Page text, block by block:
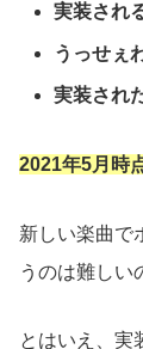
実装され
うっせぇ
実装され
2021年5月時
新しい楽曲で
うのは難しい
とはいえ、実